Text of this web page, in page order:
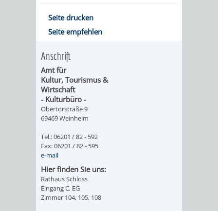
STÄRKEN"
VORMERKVERFAHREN
FÜR
DIE
PLATZVERGABE
VON
WEINHEIMER
KINDERTAGESSTÄTTEN
FERIENANGEBOTE
TIPPS
&
TREFFS
STADTBIBLIOTHEK
BIS
Z
MEDIENANGEBOTE
VERANSTALTUNGEN
&
PRAKTIKA
Seite drucken
Seite empfehlen
Anschrift
Amt für
Kultur, Tourismus &
Wirtschaft
- Kulturbüro -
Obertorstraße 9
69469 Weinheim
Tel.: 06201 / 82 - 592
Fax: 06201 / 82 - 595
e-mail
Hier finden Sie uns:
Rathaus Schloss
Eingang C, EG
Zimmer 104, 105, 108